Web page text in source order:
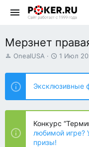
Мерзнет
А
т
о
р
т
е
ы
OnealUSA
Д
т
н
а
ч
л
а
1 Июл
Эксклюзивные
Конкурс
любимой игре?
призы!